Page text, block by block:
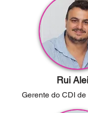
Rui
Gerente do CDI